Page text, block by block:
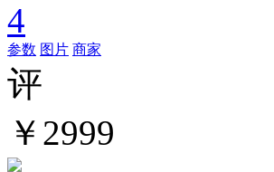
4
参数 图片 商家
评
￥2999